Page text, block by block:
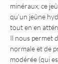
minéraux, ce
qu’un jeûne
tout en en
Il nous permet
normale et de
modérée (qui